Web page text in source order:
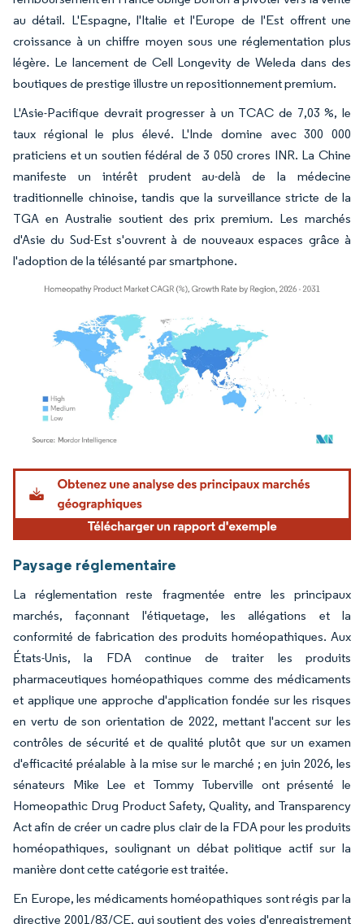
au détail. L'Espagne, l'Italie et l'Europe de l'Est offrent une
croissance à un chiffre moyen sous une réglementation plus
légère. Le lancement de Cell Longevity de Weleda dans des
boutiques de prestige illustre un repositionnement premium.
L'Asie-Pacifique devrait progresser à un TCAC de 7,03 %, le
taux régional le plus élevé. L'Inde domine avec 300 000
praticiens et un soutien fédéral de 3 050 crores INR. La Chine
manifeste un intérêt prudent au-delà de la médecine
traditionnelle chinoise, tandis que la surveillance stricte de la
TGA en Australie soutient des prix premium. Les marchés
d'Asie du Sud-Est s'ouvrent à de nouveaux espaces grâce à
l'adoption de la télésanté par smartphone.
Image © Mordor Intelligence. La réutilisation nécessite une attribution sous CC BY
Paysage réglementaire
La réglementation reste fragmentée entre les principaux
marchés, façonnant l'étiquetage, les allégations et la
conformité de fabrication des produits homéopathiques. Aux
États-Unis, la FDA continue de traiter les produits
pharmaceutiques homéopathiques comme des médicaments
et applique une approche d'application fondée sur les risques
en vertu de son orientation de 2022, mettant l'accent sur les
contrôles de sécurité et de qualité plutôt que sur un examen
d'efficacité préalable à la mise sur le marché ; en juin 2026, les
sénateurs Mike Lee et Tommy Tuberville ont présenté le
Homeopathic Drug Product Safety, Quality, and Transparency
Act afin de créer un cadre plus clair de la FDA pour les produits
homéopathiques, soulignant un débat politique actif sur la
manière dont cette catégorie est traitée.
En Europe, les médicaments homéopathiques sont régis par la
directive 2001/83/CE, qui soutient des voies d'enregistrement